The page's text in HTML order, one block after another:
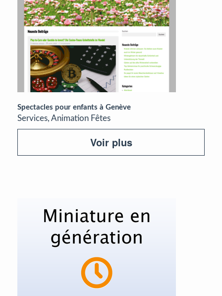
Spectacles pour enfants à Genève
Services, Animation Fêtes
Voir plus